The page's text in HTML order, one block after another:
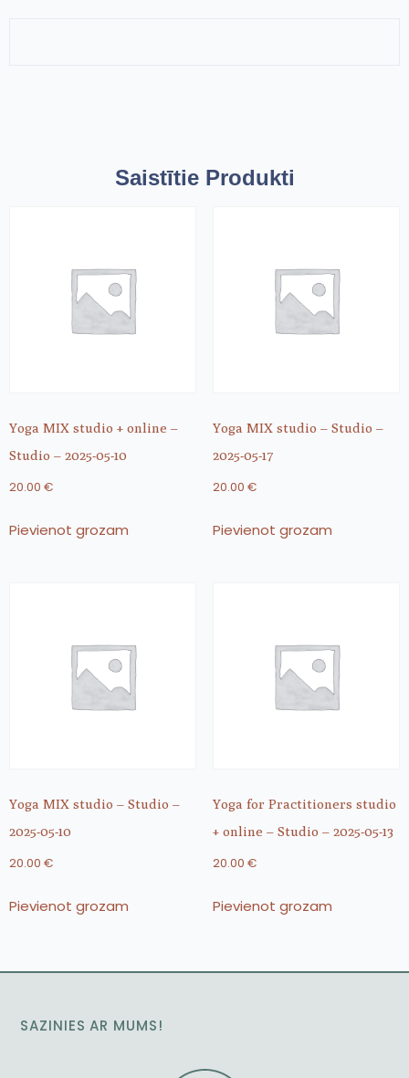
Saistītie Produkti
Yoga MIX studio + online –
Studio – 2025-05-10
20.00 €
Pievienot grozam
Yoga MIX studio – Studio –
2025-05-17
20.00 €
Pievienot grozam
Yoga MIX studio – Studio –
2025-05-10
20.00 €
Pievienot grozam
Yoga for Practitioners studio
+ online – Studio – 2025-05-13
20.00 €
Pievienot grozam
SAZINIES AR MUMS!